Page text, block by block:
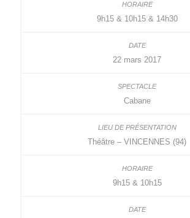
9h15 & 10h15 & 14h30
22 mars 2017
Cabane
Théâtre – VINCENNES (94)
9h15 & 10h15